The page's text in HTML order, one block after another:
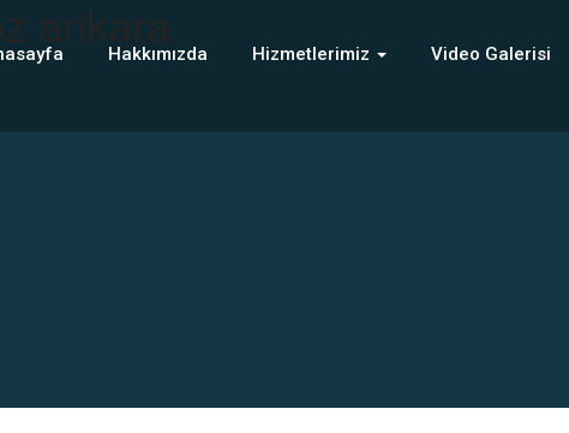
Hakkımızda Hizmetlerimiz Video Galerisi
ankara